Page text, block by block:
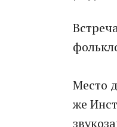
Место
же